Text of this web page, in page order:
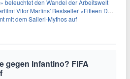
beleuchtet den Wandel der Arbeitswelt
Vitor Martins' Bestseller «Fifteen Days»
mit dem Salieri-Mythos auf
gegen Infantino? FIFA